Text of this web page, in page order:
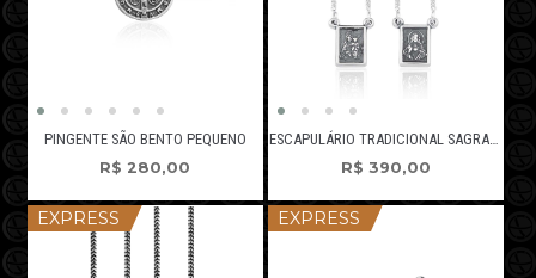
PINGENTE SÃO BENTO PEQUENO
R$ 280,00
ESCAPULÁRIO TRADICIONAL SAGRADO CORAÇÃO
R$ 390,00
EXPRESS EXPRESS